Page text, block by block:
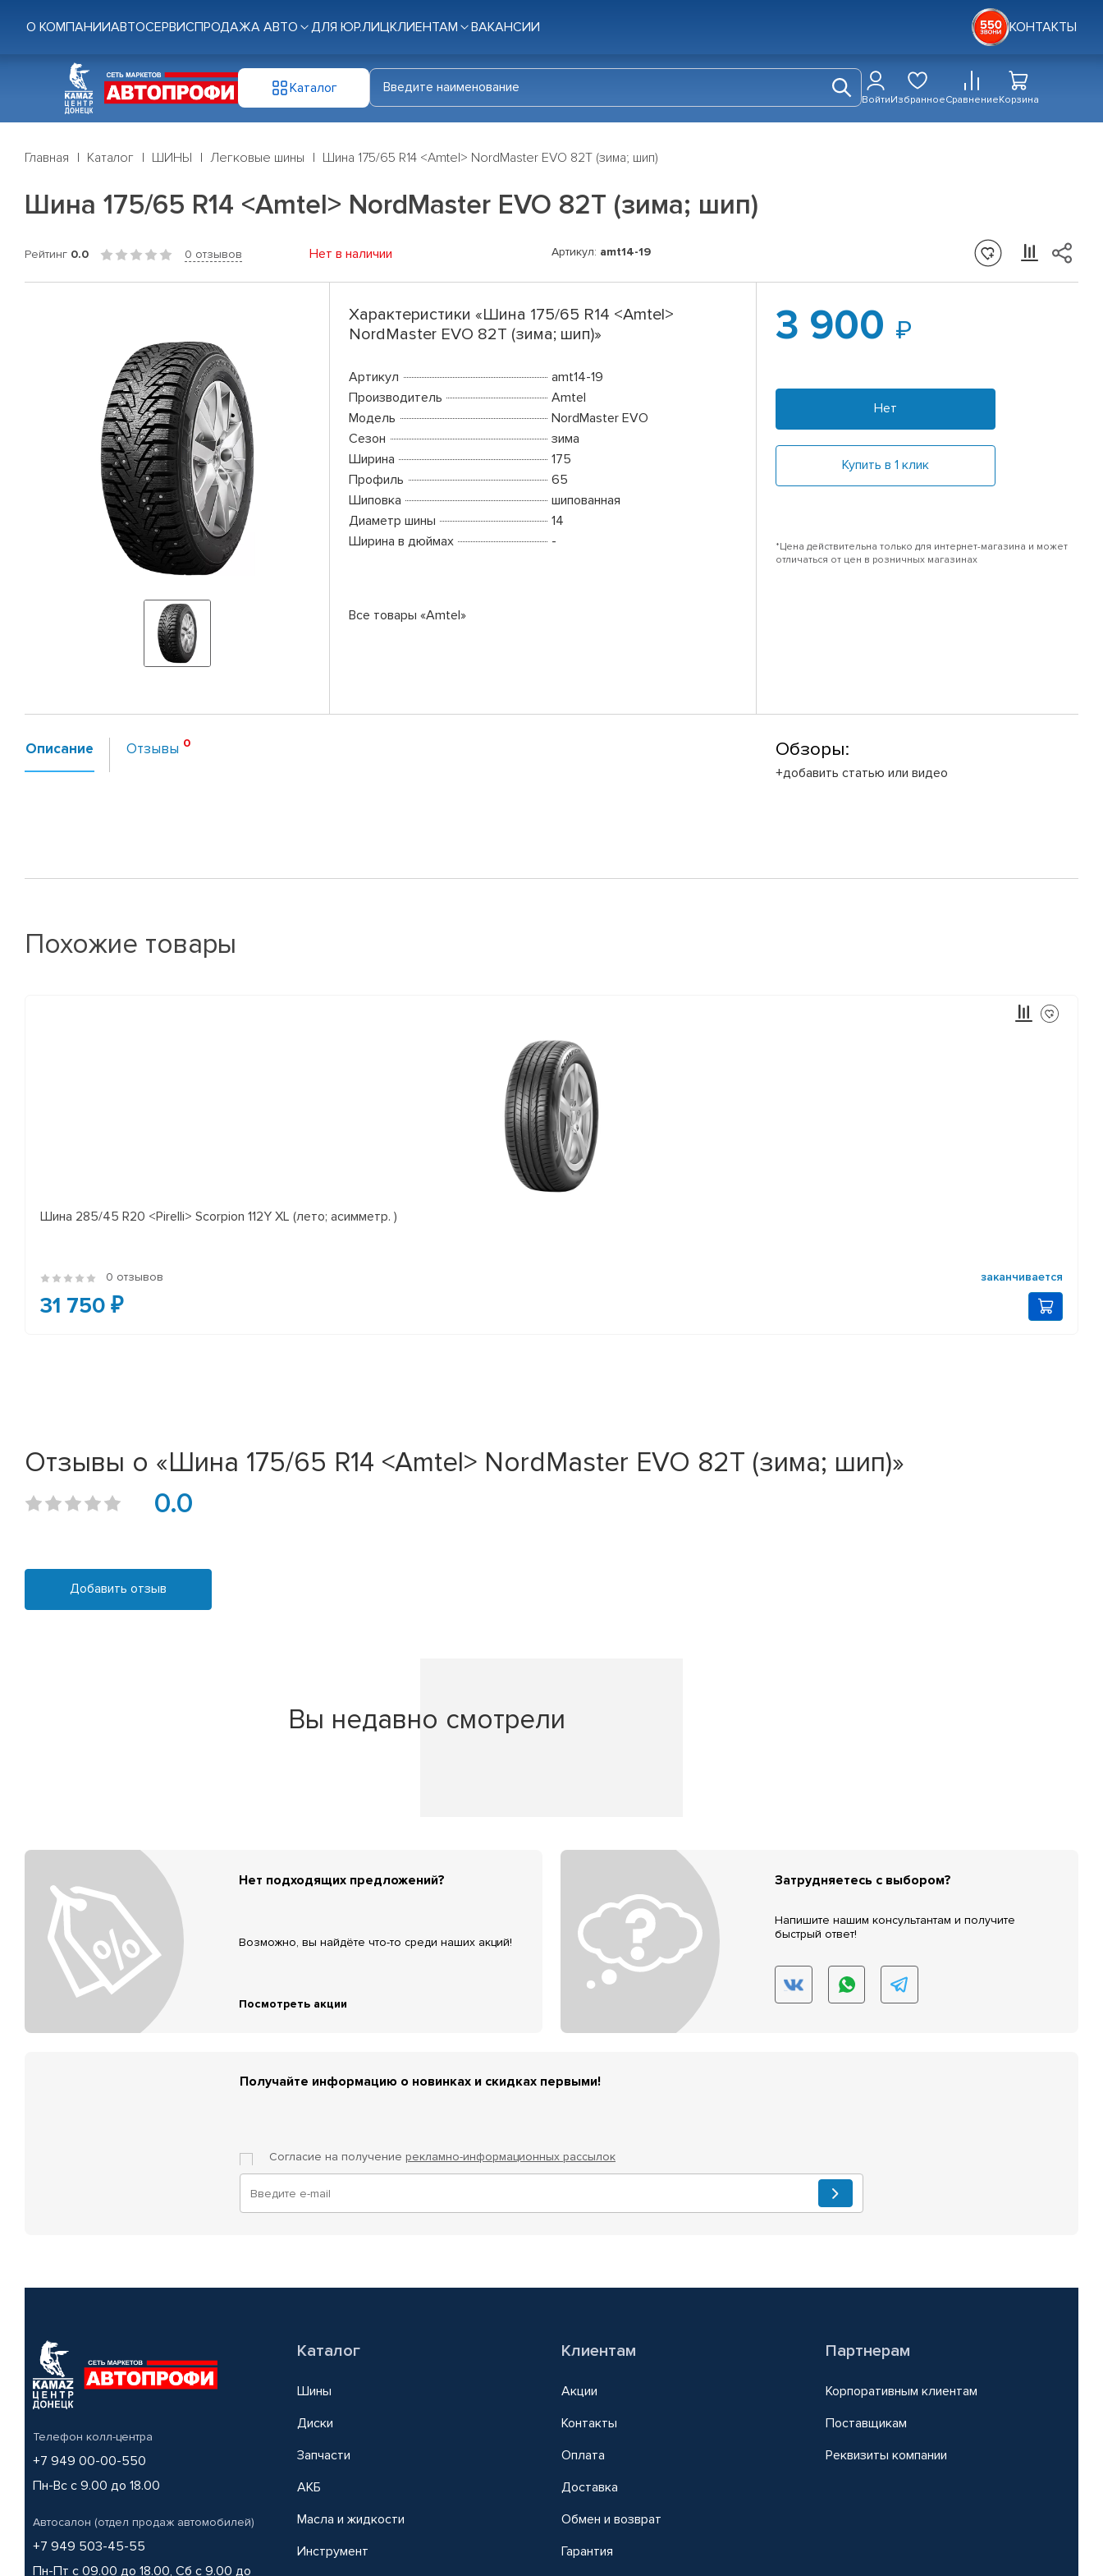
О КОМПАНИИАВТОСЕРВИСПРОДАЖА АВТО ДЛЯ ЮР.ЛИЦКЛИЕНТАМ ВАКАНСИИ КОНТАКТЫ
Каталог
ВойтиИзбранноеСравнениеКорзина
Главная Каталог ШИНЫ Легковые шины Шина 175/65 R14 <Amtel> NordMaster EVO 82T (зима; шип)
Шина 175/65 R14 <Amtel> NordMaster EVO 82T (зима; шип)
Рейтинг 0.0 0 отзывов Нет в наличии Артикул: amt14-19
Характеристики «Шина 175/65 R14 <Amtel>
NordMaster EVO 82T (зима; шип)»
Артикул
amt14-19
Производитель
Amtel
Модель
NordMaster EVO
Сезон
зима
Ширина
175
Профиль
65
Шиповка
шипованная
Диаметр шины
14
Ширина в дюймах
-
Все товары «Amtel»
3 900
Нет
Купить в 1 клик
*Цена действительна только для интернет-магазина и может
отличаться от цен в розничных магазинах
Описание Отзывы Обзоры:
+добавить статью или видео
Похожие товары
Шина 285/45 R20 <Pirelli> Scorpion 112Y XL (лето; асимметр. )
0 отзывов заканчивается
31 750 ₽
Отзывы о «Шина 175/65 R14 <Amtel> NordMaster EVO 82T (зима; шип)»
0.0
Добавить отзыв
Вы недавно смотрели
Нет подходящих предложений?
Возможно, вы найдёте что-то среди наших акций!
Посмотреть акции
Затрудняетесь с выбором?
Напишите нашим консультантам и получите
быстрый ответ!
Получайте информацию о новинках и скидках первыми!
Согласие на получение рекламно-информационных рассылок
Телефон колл-центра
+7 949 00-00-550
Пн-Вс с 9.00 до 18.00
Автосалон (отдел продаж автомобилей)
+7 949 503-45-55
Пн-Пт с 09.00 до 18.00, Сб с 9.00 до
Каталог
Шины
Диски
Запчасти
АКБ
Масла и жидкости
Инструмент
Клиентам
Акции
Контакты
Оплата
Доставка
Обмен и возврат
Гарантия
Партнерам
Корпоративным клиентам
Поставщикам
Реквизиты компании